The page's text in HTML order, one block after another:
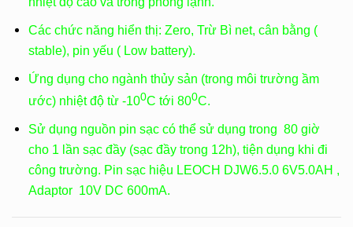
Các chức năng hiển thị: Zero, Trừ Bì net, cân bằng (
stable), pin yếu ( Low battery).
Ứng dụng cho ngành thủy sản (trong môi trường ầm
ước) nhiệt độ từ -100C tới 800C.
Sử dụng nguồn pin sạc có thể sử dụng trong 80 giờ
cho 1 lần sạc đầy (sạc đầy trong 12h), tiện dụng khi đi
công trường. Pin sạc hiệu LEOCH DJW6.5.0 6V5.0AH ,
Adaptor 10V DC 600mA.